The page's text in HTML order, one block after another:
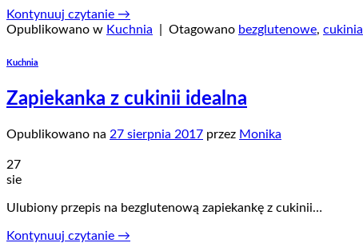
Kontynuuj czytanie →
Opublikowano w Kuchnia Otagowano bezglutenowe, cukinia
Kuchnia
Zapiekanka z cukinii idealna
Opublikowano na 27 sierpnia 2017 przez Monika
27
sie
Ulubiony przepis na bezglutenową zapiekankę z cukinii…
Kontynuuj czytanie →